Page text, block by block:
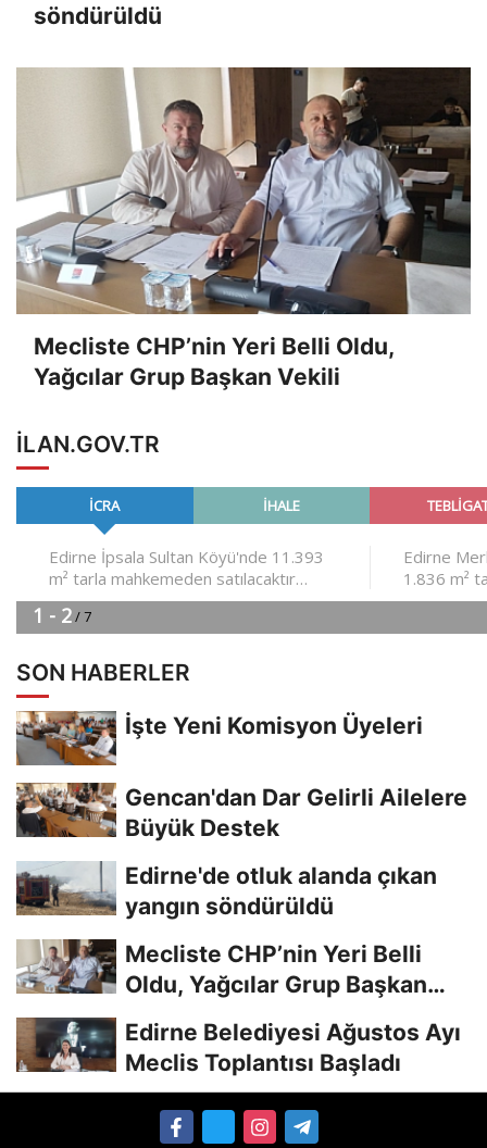
söndürüldü
Mecliste CHP’nin Yeri Belli Oldu,
Yağcılar Grup Başkan Vekili
ILAN.GOV.TR
SON HABERLER
İşte Yeni Komisyon Üyeleri
Gencan'dan Dar Gelirli Ailelere
Büyük Destek
Edirne'de otluk alanda çıkan
yangın söndürüldü
Mecliste CHP’nin Yeri Belli
Oldu, Yağcılar Grup Başkan
Edirne Belediyesi Ağustos Ayı
Meclis Toplantısı Başladı